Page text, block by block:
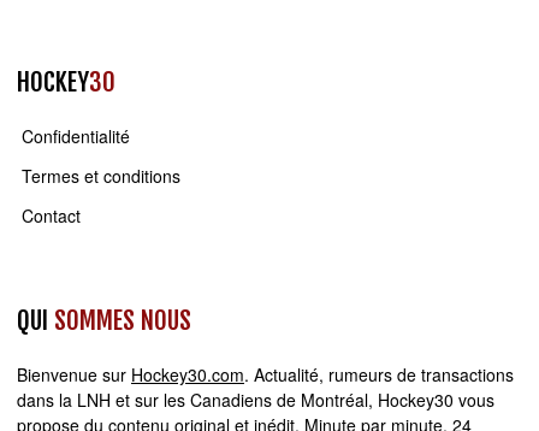
HOCKEY30
Confidentialité
Termes et conditions
Contact
QUI SOMMES NOUS
Bienvenue sur Hockey30.com. Actualité, rumeurs de transactions
dans la LNH et sur les Canadiens de Montréal, Hockey30 vous
propose du contenu original et inédit. Minute par minute, 24